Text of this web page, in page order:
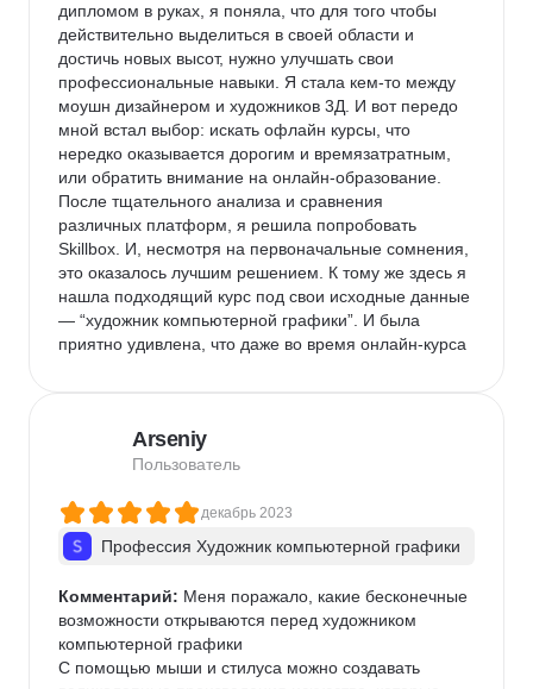
дипломом в руках, я поняла, что для того чтобы
действительно выделиться в своей области и
достичь новых высот, нужно улучшать свои
профессиональные навыки. Я стала кем-то между
моушн дизайнером и художников 3Д. И вот передо
мной встал выбор: искать офлайн курсы, что
нередко оказывается дорогим и времязатратным,
или обратить внимание на онлайн-образование.
После тщательного анализа и сравнения
различных платформ, я решила попробовать
Skillbox. И, несмотря на первоначальные сомнения,
это оказалось лучшим решением. К тому же здесь я
нашла подходящий курс под свои исходные данные
— “художник компьютерной графики”. И была
приятно удивлена, что даже во время онлайн-курса
у меня нет желания быть художником без денег —
это как минимум)))
Arseniy
Пользователь
декабрь 2023
Профессия Художник компьютерной графики
Комментарий: Меня поражало, какие бесконечные
возможности открываются перед художником
компьютерной графики
С помощью мыши и стилуса можно создавать